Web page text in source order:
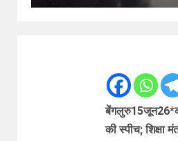
की स्पीच; शिक्षा